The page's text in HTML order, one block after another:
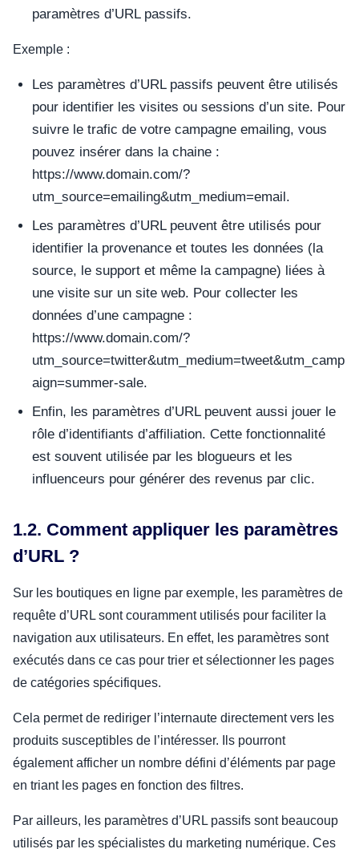
paramètres d’URL passifs.
Exemple :
Les paramètres d’URL passifs peuvent être utilisés
pour identifier les visites ou sessions d’un site. Pour
suivre le trafic de votre campagne emailing, vous
pouvez insérer dans la chaine :
https://www.domain.com/?
utm_source=emailing&utm_medium=email.
Les paramètres d’URL peuvent être utilisés pour
identifier la provenance et toutes les données (la
source, le support et même la campagne) liées à
une visite sur un site web. Pour collecter les
données d’une campagne :
https://www.domain.com/?
utm_source=twitter&utm_medium=tweet&utm_camp
aign=summer-sale.
Enfin, les paramètres d’URL peuvent aussi jouer le
rôle d’identifiants d’affiliation. Cette fonctionnalité
est souvent utilisée par les blogueurs et les
influenceurs pour générer des revenus par clic.
1.2. Comment appliquer les paramètres
d’URL ?
Sur les boutiques en ligne par exemple, les paramètres de
requête d’URL sont couramment utilisés pour faciliter la
navigation aux utilisateurs. En effet, les paramètres sont
exécutés dans ce cas pour trier et sélectionner les pages
de catégories spécifiques.
Cela permet de rediriger l’internaute directement vers les
produits susceptibles de l’intéresser. Ils pourront
également afficher un nombre défini d’éléments par page
en triant les pages en fonction des filtres.
Par ailleurs, les paramètres d’URL passifs sont beaucoup
utilisés par les spécialistes du marketing numérique. Ces